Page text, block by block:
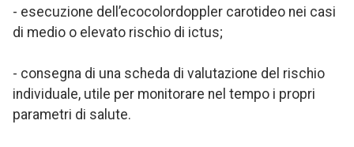
- esecuzione dell’ecocolordoppler carotideo nei casi
di medio o elevato rischio di ictus;
- consegna di una scheda di valutazione del rischio
individuale, utile per monitorare nel tempo i propri
parametri di salute.